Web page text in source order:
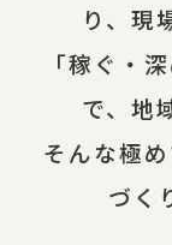
り、現
「稼ぐ・
で、地
そんな極
づく